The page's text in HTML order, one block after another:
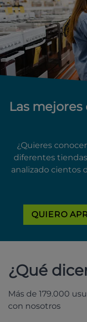
Las mejores
¿Quieres
diferentes
analizado cientos
QUIERO
¿Qué
Más de 179.000
con nosotros